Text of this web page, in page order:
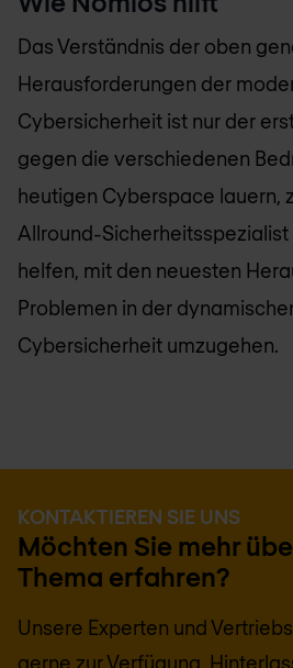
Das Verständnis der oben
Herausforderungen der
Cybersicherheit ist nur der
gegen die verschiedenen
heutigen Cyberspace lauern,
Allround-Sicherheitsspezialist
helfen, mit den neuesten
Problemen in der
Cybersicherheit umzugehen.
KONTAKTIEREN SIE UNS
Möchten Sie mehr
Thema erfahren?
Unsere Experten und
gerne zur Verfügung.